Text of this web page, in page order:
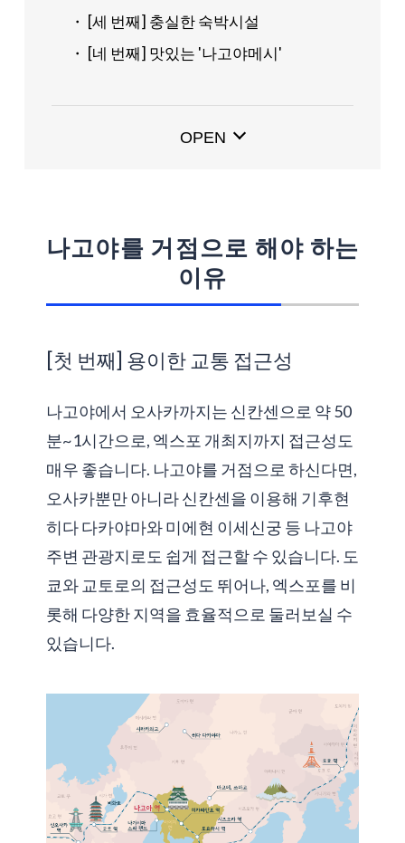
・ [세 번째] 충실한 숙박시설
・ [네 번째] 맛있는 '나고야메시'
나고야를 거점으로 주변 관광지도 만끽하세
요!
・ 나가시마 스파 랜드
・ 히다 다카야마
OPEN
나고야를 거점으로 해야 하는
이유
[첫 번째] 용이한 교통 접근성
나고야에서 오사카까지는 신칸센으로 약 50
분~1시간으로, 엑스포 개최지까지 접근성도
매우 좋습니다. 나고야를 거점으로 하신다면,
오사카뿐만 아니라 신칸센을 이용해 기후현
히다 다카야마와 미에현 이세신궁 등 나고야
주변 관광지로도 쉽게 접근할 수 있습니다. 도
쿄와 교토로의 접근성도 뛰어나, 엑스포를 비
롯해 다양한 지역을 효율적으로 둘러보실 수
있습니다.